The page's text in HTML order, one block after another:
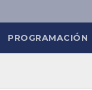
PROGRAMACIÓN